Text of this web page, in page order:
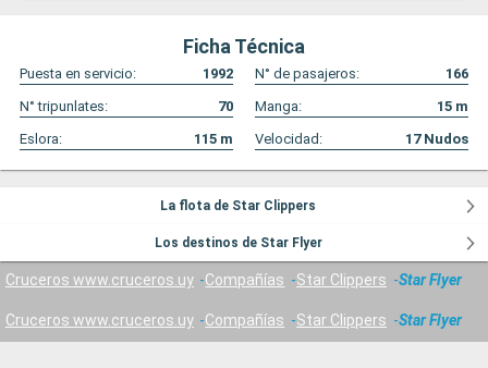
Ficha Técnica
Puesta en servicio: 1992 N° de pasajeros:
166
N° tripunlates:
70 Manga: 15 m
Eslora:
115 m Velocidad: 17 Nudos
La flota de Star Clippers
Los destinos de Star Flyer
Cruceros www.cruceros.uy Compañías Star Clippers Star Flyer
Cruceros www.cruceros.uy Compañías Star Clippers Star Flyer